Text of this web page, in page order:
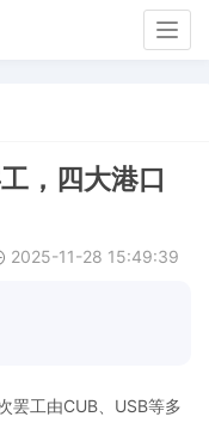
，四大港口
2025-11-28 15:49:39
罢工由CUB、USB等多